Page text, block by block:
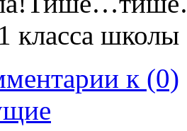
класса
к (0)